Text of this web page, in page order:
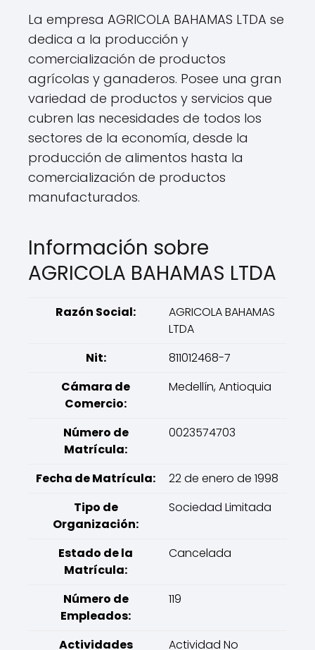
La empresa AGRICOLA BAHAMAS LTDA se
dedica a la producción y
comercialización de productos
agrícolas y ganaderos. Posee una gran
variedad de productos y servicios que
cubren las necesidades de todos los
sectores de la economía, desde la
producción de alimentos hasta la
comercialización de productos
manufacturados.
Información sobre
AGRICOLA BAHAMAS LTDA
Razón Social:
AGRICOLA BAHAMAS
LTDA
Nit:
811012468-7
Cámara de
Comercio:
Medellín, Antioquia
Número de
Matrícula:
0023574703
Fecha de Matrícula:
22 de enero de 1998
Tipo de
Organización:
Sociedad Limitada
Estado de la
Matrícula:
Cancelada
Número de
Empleados:
119
Actividades
Actividad No